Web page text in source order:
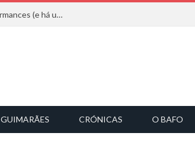
Mucho Flow alarga leque de convidados com 8 performances (e há uma saída)
CRÓNICAS O BAFO